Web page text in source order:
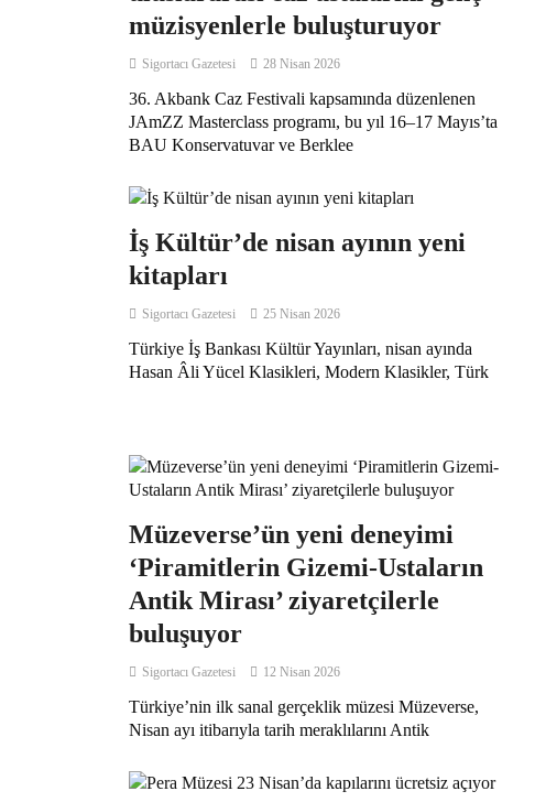
müzisyenlerle buluşturuyor
Sigortacı Gazetesi 28 Nisan 2026
36. Akbank Caz Festivali kapsamında düzenlenen
JAmZZ Masterclass programı, bu yıl 16–17 Mayıs’ta
BAU Konservatuvar ve Berklee
İş Kültür’de nisan ayının yeni
kitapları
Sigortacı Gazetesi 25 Nisan 2026
Türkiye İş Bankası Kültür Yayınları, nisan ayında
Hasan Âli Yücel Klasikleri, Modern Klasikler, Türk
Müzeverse’ün yeni deneyimi
‘Piramitlerin Gizemi-Ustaların
Antik Mirası’ ziyaretçilerle
buluşuyor
Sigortacı Gazetesi 12 Nisan 2026
Türkiye’nin ilk sanal gerçeklik müzesi Müzeverse,
Nisan ayı itibarıyla tarih meraklılarını Antik